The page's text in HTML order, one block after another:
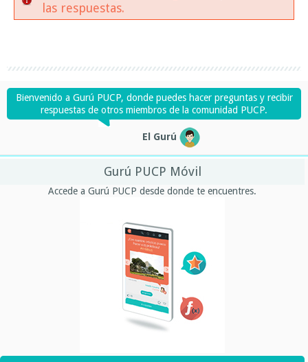
las respuestas.
Bienvenido a Gurú PUCP, donde puedes hacer preguntas y recibir
respuestas de otros miembros de la comunidad PUCP.
El Gurú
Gurú PUCP Móvil
Accede a Gurú PUCP desde donde te encuentres.